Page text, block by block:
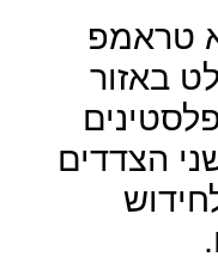
טראמפ
באזור
הצדדים